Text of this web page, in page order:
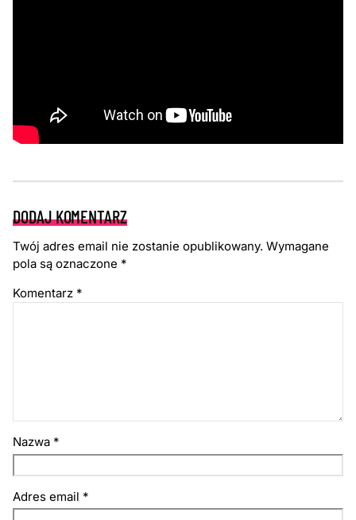
DODAJ KOMENTARZ
Twój adres email nie zostanie opublikowany. Wymagane
pola są oznaczone *
Komentarz *
Nazwa *
Adres email *